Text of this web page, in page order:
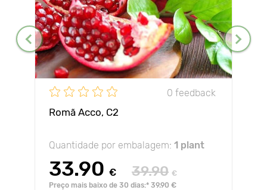
0 feedback
Romã Acco, С2
Quantidade por embalagem: 1 plant
33.90 € 39.90 €
Preço mais baixo de 30 dias:* 39.90 €